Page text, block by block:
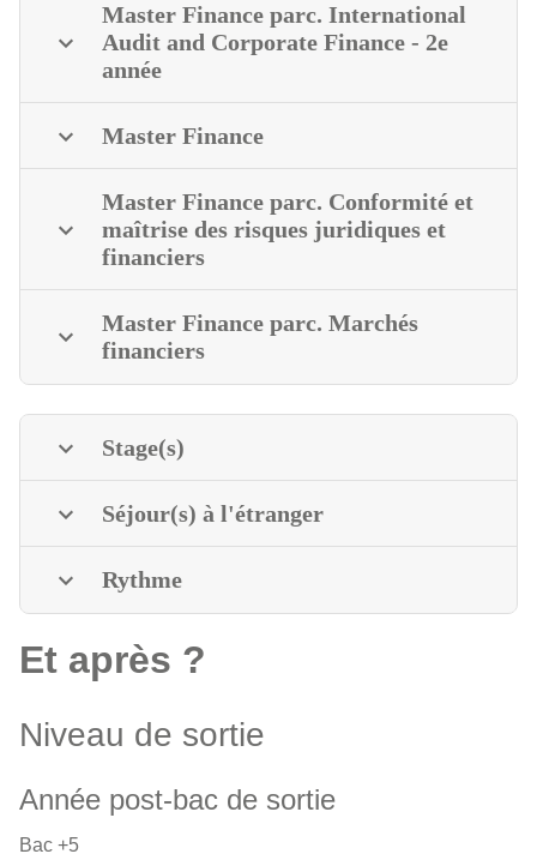
Master Finance parc. International
Audit and Corporate Finance - 2e
année
Master Finance
Master Finance parc. Conformité et
maîtrise des risques juridiques et
financiers
Master Finance parc. Marchés
financiers
Stage(s)
Séjour(s) à l'étranger
Rythme
Et après ?
Niveau de sortie
Année post-bac de sortie
Bac +5